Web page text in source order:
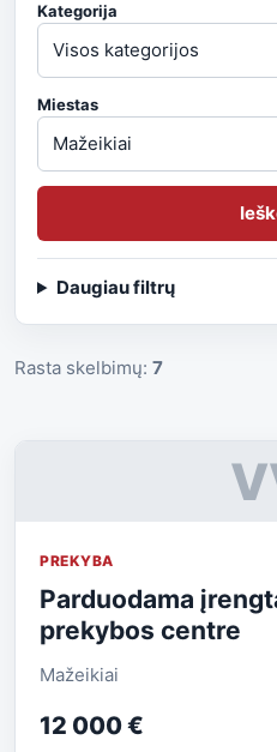
Kategorija
Miestas
Daugiau filtrų
Rasta skelbimų: 7
PREKYBA
Parduodama
prekybos centre
Mažeikiai
12 000 €